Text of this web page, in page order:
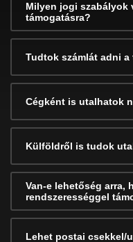
Milyen jogi szabályok
támogatásra?
Tudtok számlát adni
Cégként is utalhatok
Külföldről is tudok
Van-e lehetőség arra,
rendszerességgel
Lehet postai csekkel/